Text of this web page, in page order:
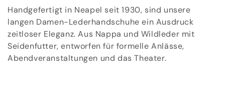
e
g
o
Handgefertigt in Neapel seit 1930, sind unsere
langen Damen-Lederhandschuhe ein Ausdruck
zeitloser Eleganz. Aus Nappa und Wildleder mit
Seidenfutter, entworfen für formelle Anlässe,
Abendveranstaltungen und das Theater.